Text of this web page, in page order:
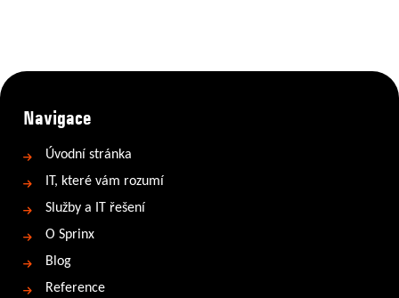
Navigace
Úvodní stránka
IT, které vám rozumí
Služby a IT řešení
O Sprinx
Blog
Reference